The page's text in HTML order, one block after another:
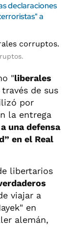
declaraciones
a
"liberales
de sus
por
la entrega
una defensa
en el Real
libertarios
viajar a
en
alemán,